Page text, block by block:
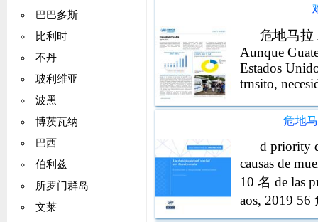
巴巴多斯
比利时
不丹
玻利维亚
波黑
博茨瓦纳
巴西
伯利兹
所罗门群岛
文莱
危地马拉
Aunque
Estados
trnsito,
危地
d priority
causas de
10 名 de las
aos, 2019 56